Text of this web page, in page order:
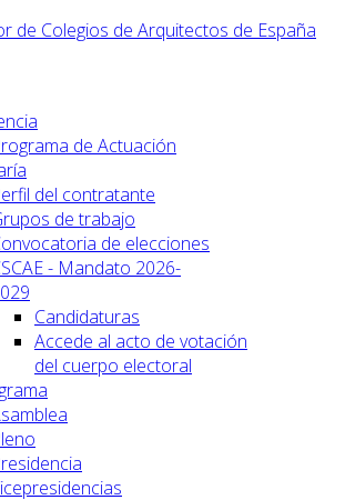
de Actuación
del contratante
de trabajo
de elecciones
- Mandato 2026-
Candidaturas
Accede al acto de votación
del cuerpo electoral